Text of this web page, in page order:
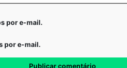
por e-mail.
por e-mail.